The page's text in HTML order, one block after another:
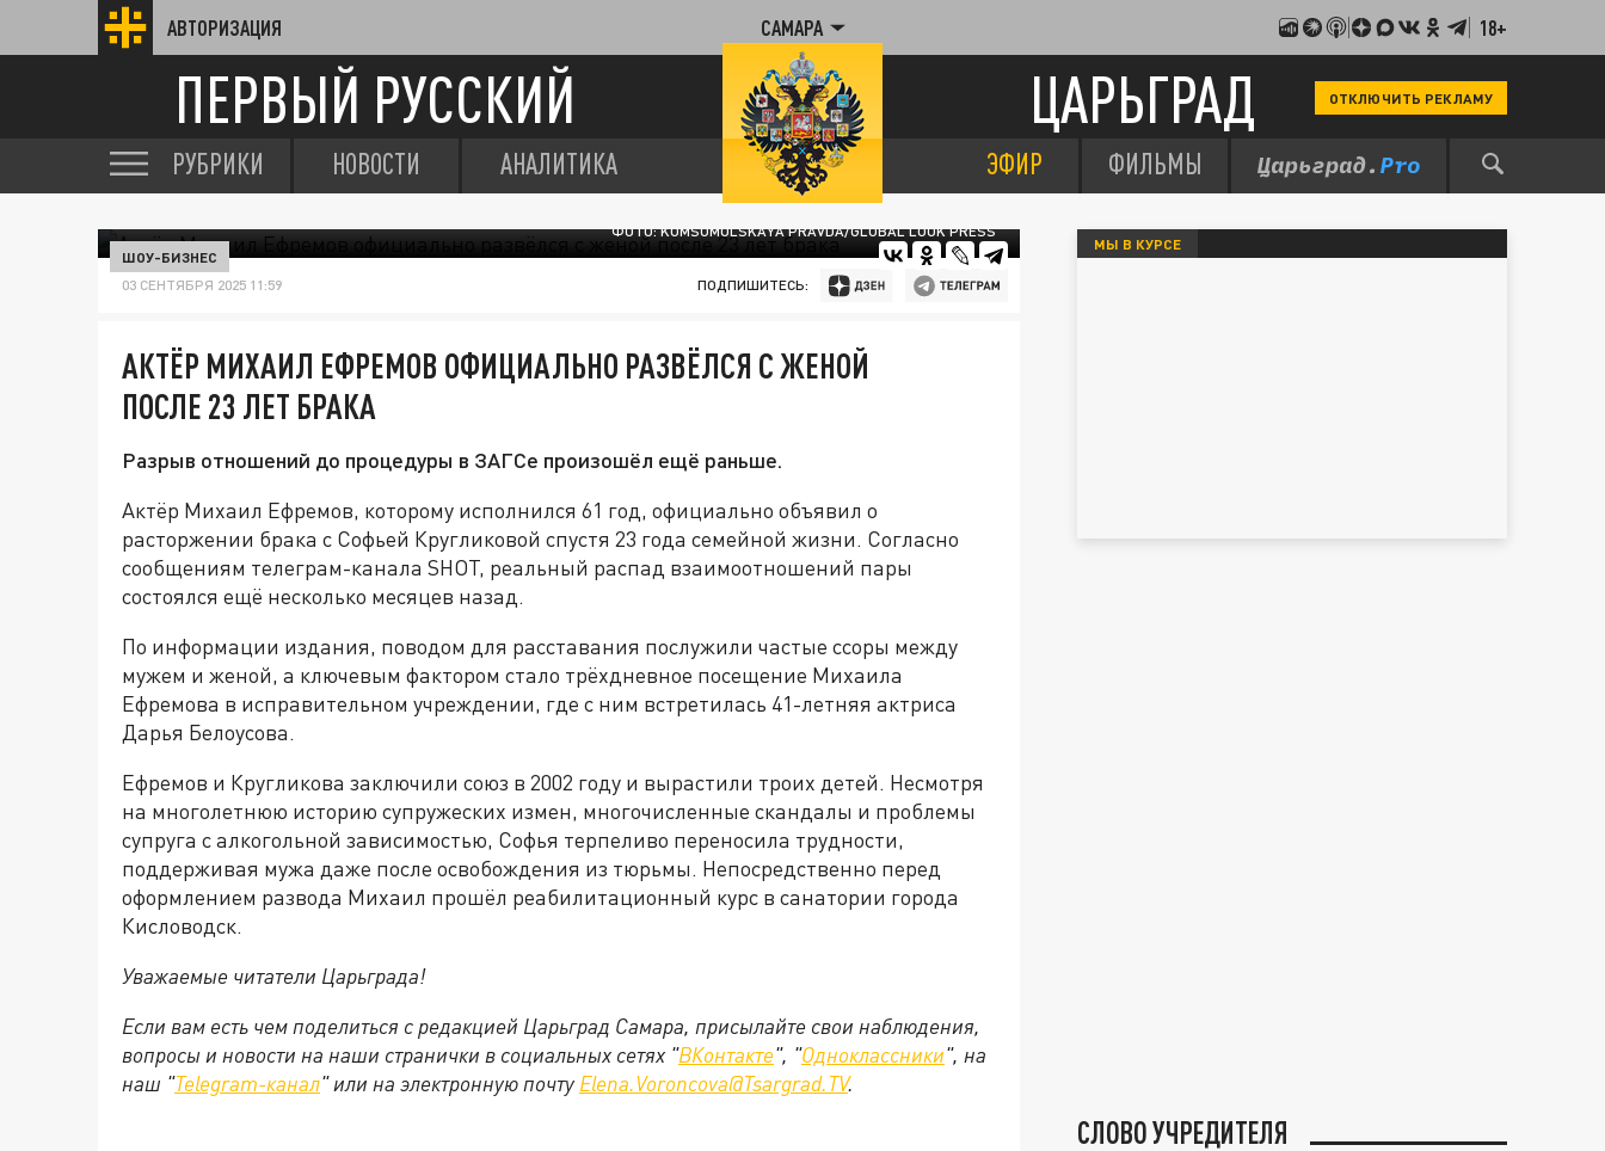
АВТОРИЗАЦИЯ САМАРА 18+
ПЕРВЫЙ РУССКИЙ ЦАРЬГРАД ОТКЛЮЧИТЬ РЕКЛАМУ
РУБРИКИ НОВОСТИ АНАЛИТИКА ЭФИР ФИЛЬМЫ
ФОТО: KOMSOMOLSKAYA PRAVDA/GLOBAL LOOK PRESS
ШОУ-БИЗНЕС
03 СЕНТЯБРЯ 2025 11:59 ПОДПИШИТЕСЬ:
АКТЁР МИХАИЛ ЕФРЕМОВ ОФИЦИАЛЬНО РАЗВЁЛСЯ С ЖЕНОЙ
ПОСЛЕ 23 ЛЕТ БРАКА
Разрыв отношений до процедуры в ЗАГСе произошёл ещё раньше.
Актёр Михаил Ефремов, которому исполнился 61 год, официально объявил о
расторжении брака с Софьей Кругликовой спустя 23 года семейной жизни. Согласно
сообщениям телеграм-канала SHOT, реальный распад взаимоотношений пары
состоялся ещё несколько месяцев назад.
По информации издания, поводом для расставания послужили частые ссоры между
мужем и женой, а ключевым фактором стало трёхдневное посещение Михаила
Ефремова в исправительном учреждении, где с ним встретилась 41-летняя актриса
Дарья Белоусова.
Ефремов и Кругликова заключили союз в 2002 году и вырастили троих детей. Несмотря
на многолетнюю историю супружеских измен, многочисленные скандалы и проблемы
супруга с алкогольной зависимостью, Софья терпеливо переносила трудности,
поддерживая мужа даже после освобождения из тюрьмы. Непосредственно перед
оформлением развода Михаил прошёл реабилитационный курс в санатории города
Кисловодск.
Уважаемые читатели Царьграда!
Если вам есть чем поделиться с редакцией Царьград Самара, присылайте свои наблюдения,
вопросы и новости на наши странички в социальных сетях "ВКонтакте", "Одноклассники", на
наш "Telegram-канал" или на электронную почту Elena.Voroncova@Tsargrad.TV.
МЫ В КУРСЕ
СЛОВО УЧРЕДИТЕЛЯ